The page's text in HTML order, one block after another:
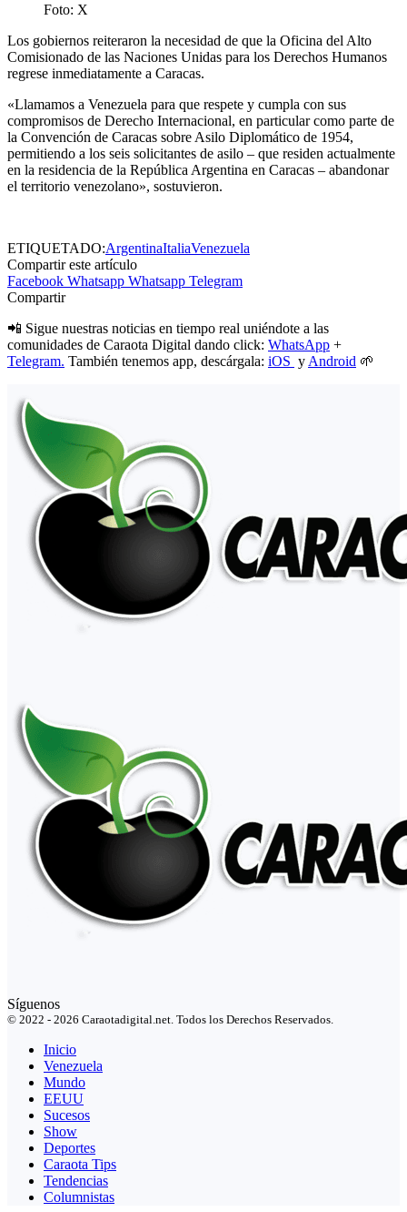
Foto: X
Los gobiernos reiteraron la necesidad de que la Oficina del Alto
Comisionado de las Naciones Unidas para los Derechos Humanos
regrese inmediatamente a Caracas.
«Llamamos a Venezuela para que respete y cumpla con sus
compromisos de Derecho Internacional, en particular como parte de
la Convención de Caracas sobre Asilo Diplomático de 1954,
permitiendo a los seis solicitantes de asilo – que residen actualmente
en la residencia de la República Argentina en Caracas – abandonar
el territorio venezolano», sostuvieron.
ETIQUETADO:ArgentinaItaliaVenezuela
Compartir este artículo
Facebook Whatsapp Whatsapp Telegram
Compartir
📲 Sigue nuestras noticias en tiempo real uniéndote a las
comunidades de Caraota Digital dando click: WhatsApp +
Telegram. También tenemos app, descárgala: iOS y Android 🌱
Síguenos
© 2022 - 2026 Caraotadigital.net. Todos los Derechos Reservados.
Inicio
Venezuela
Mundo
EEUU
Sucesos
Show
Deportes
Caraota Tips
Tendencias
Columnistas